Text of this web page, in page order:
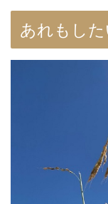
あれもし